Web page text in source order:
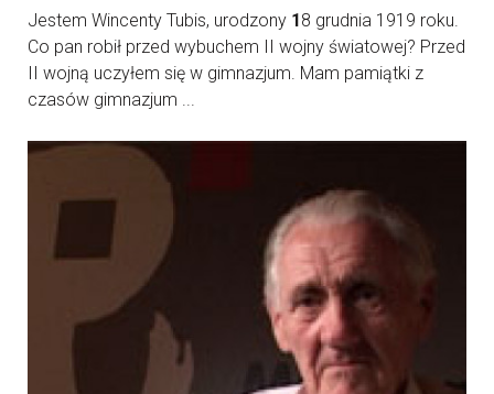
Jestem Wincenty Tubis, urodzony 18 grudnia 1919 roku.
Co pan robił przed wybuchem II wojny światowej? Przed
II wojną uczyłem się w gimnazjum. Mam pamiątki z
czasów gimnazjum ...